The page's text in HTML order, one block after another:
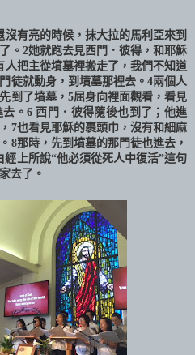
沒有亮的時候，抹大拉的馬利亞來到
。 2她就跑去見西門．彼得，和耶穌
把主從墳墓裡搬走了，我們不知道
徒就動身，到墳墓那裡去。 4兩個人
到了墳墓， 5屈身向裡面觀看，看見
去。6 西門．彼得隨後也到了；他進
7也看見耶穌的裹頭巾，沒有和細麻
8那時，先到墳墓的那門徒也進去，
經上所說“他必須從死人中復活”這句
去了。